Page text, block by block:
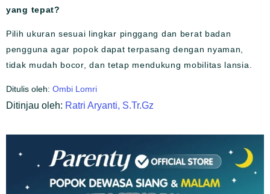
yang tepat?
Pilih ukuran sesuai lingkar pinggang dan berat badan
pengguna agar popok dapat terpasang dengan nyaman,
tidak mudah bocor, dan tetap mendukung mobilitas lansia.
Ditulis oleh: Ombi Lomri
Ditinjau oleh: Ratri Aryanti, S.Tr.Gz